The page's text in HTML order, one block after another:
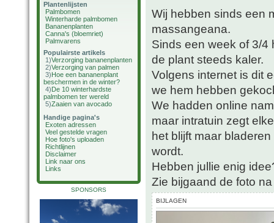
Plantenlijsten
Palmbomen
Winterharde palmbomen
Bananenplanten
Canna's (bloemriet)
Palmvarens
Populairste artikels
1)Verzorging bananenplanten
2)Verzorging van palmen
3)Hoe een bananenplant
beschermen in de winter?
4)De 10 winterhardste
palmbomen ter wereld
5)Zaaien van avocado
Handige pagina's
Exoten adressen
Veel gestelde vragen
Hoe foto's uploaden
Richtlijnen
Disclaimer
Link naar ons
Links
SPONSORS
Wij hebben sinds een
massangeana.
Sinds een week of 3/4
de plant steeds kaler.
Volgens internet is dit
we hem hebben
We hadden online
maar intratuin zegt
het blijft maar
wordt.
Hebben jullie enig
Zie bijgaand de foto
BIJLAGEN